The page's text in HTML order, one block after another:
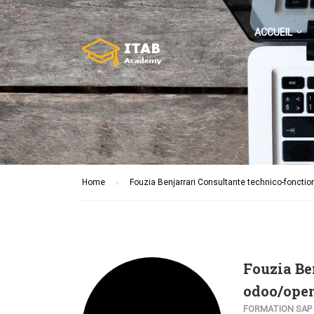
ACCUEIL
Home Fouzia Benjarrari Consultante technico-
Fouzia
odoo/
FORMATION SAP